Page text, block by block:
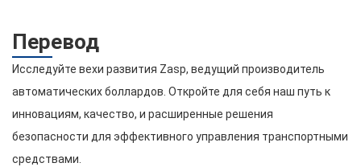
Перевод
Исследуйте вехи развития Zasp, ведущий производитель
автоматических боллардов. Откройте для себя наш путь к
инновациям, качество, и расширенные решения
безопасности для эффективного управления транспортными
средствами.